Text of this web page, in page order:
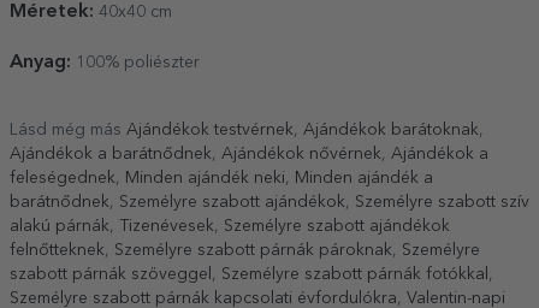
Méretek: 40x40 cm
Anyag: 100% poliészter
Lásd még más Ajándékok testvérnek Ajándékok barátoknak
Ajándékok a barátnődnek
Ajándékok nővérnek
Ajándékok a
feleségednek
Minden ajándék neki
Minden ajándék a
barátnődnek
Személyre szabott ajándékok
Személyre szabott szív
alakú párnák
Tizenévesek
Személyre szabott ajándékok
felnőtteknek
Személyre szabott párnák pároknak
Személyre
szabott párnák szöveggel
Személyre szabott párnák fotókkal
Személyre szabott párnák kapcsolati évfordulókra
Valentin-napi